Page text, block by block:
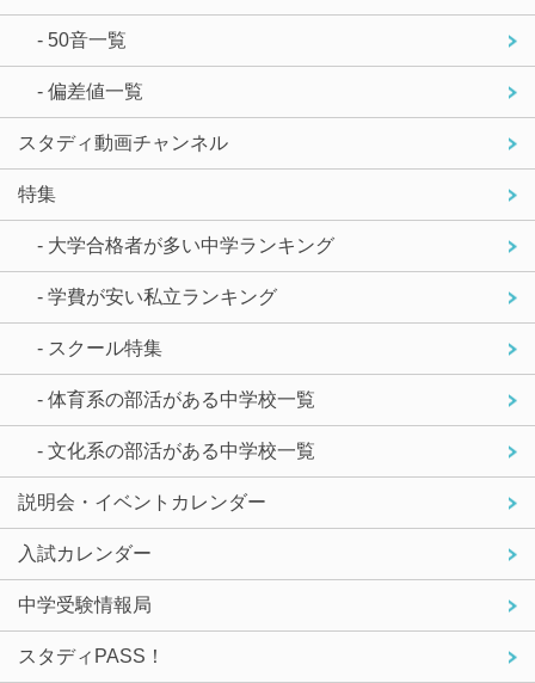
- 50音一覧
- 偏差値一覧
スタディ動画チャンネル
特集
- 大学合格者が多い中学ランキング
- 学費が安い私立ランキング
- スクール特集
- 体育系の部活がある中学校一覧
- 文化系の部活がある中学校一覧
説明会・イベントカレンダー
入試カレンダー
中学受験情報局
スタディPASS！